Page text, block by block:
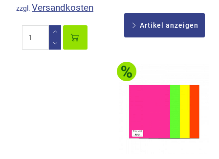
zzgl. Versandkosten
Artikel anzeigen